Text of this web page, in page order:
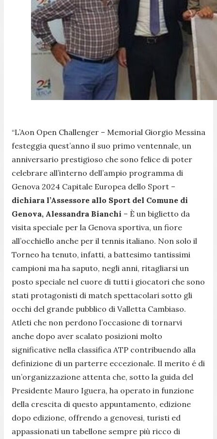
“L’Aon Open Challenger – Memorial Giorgio Messina
festeggia quest’anno il suo primo ventennale, un
anniversario prestigioso che sono felice di poter
celebrare all’interno dell’ampio programma di
Genova 2024 Capitale Europea dello Sport –
dichiara l’Assessore allo Sport del Comune di
Genova, Alessandra Bianchi – È un biglietto da
visita speciale per la Genova sportiva, un fiore
all’occhiello anche per il tennis italiano. Non solo il
Torneo ha tenuto, infatti, a battesimo tantissimi
campioni ma ha saputo, negli anni, ritagliarsi un
posto speciale nel cuore di tutti i giocatori che sono
stati protagonisti di match spettacolari sotto gli
occhi del grande pubblico di Valletta Cambiaso.
Atleti che non perdono l’occasione di tornarvi
anche dopo aver scalato posizioni molto
significative nella classifica ATP contribuendo alla
definizione di un parterre eccezionale. Il merito é di
un’organizzazione attenta che, sotto la guida del
Presidente Mauro Iguera, ha operato in funzione
della crescita di questo appuntamento, edizione
dopo edizione, offrendo a genovesi, turisti ed
appassionati un tabellone sempre più ricco di